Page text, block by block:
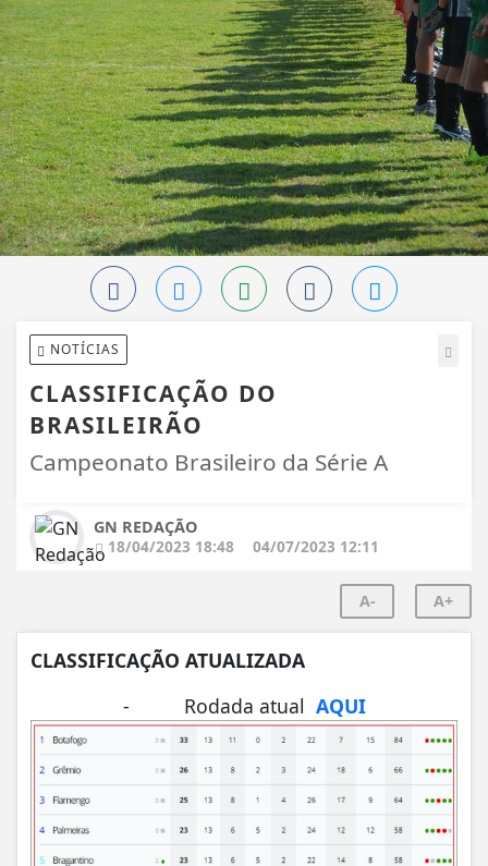
NOTÍCIAS
CLASSIFICAÇÃO DO
BRASILEIRÃO
Campeonato Brasileiro da Série A
GN REDAÇÃO
18/04/2023 18:48
04/07/2023 12:11
A- A+
CLASSIFICAÇÃO ATUALIZADA
- Rodada atual AQUI